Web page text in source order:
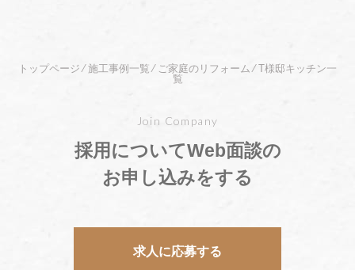
トップページ ⁄施工事例一覧 ⁄ ご家庭のリフォーム ⁄T様邸キッチン一
覧
Join Company
採用についてWeb面談の
お申し込みをする
求人に応募する